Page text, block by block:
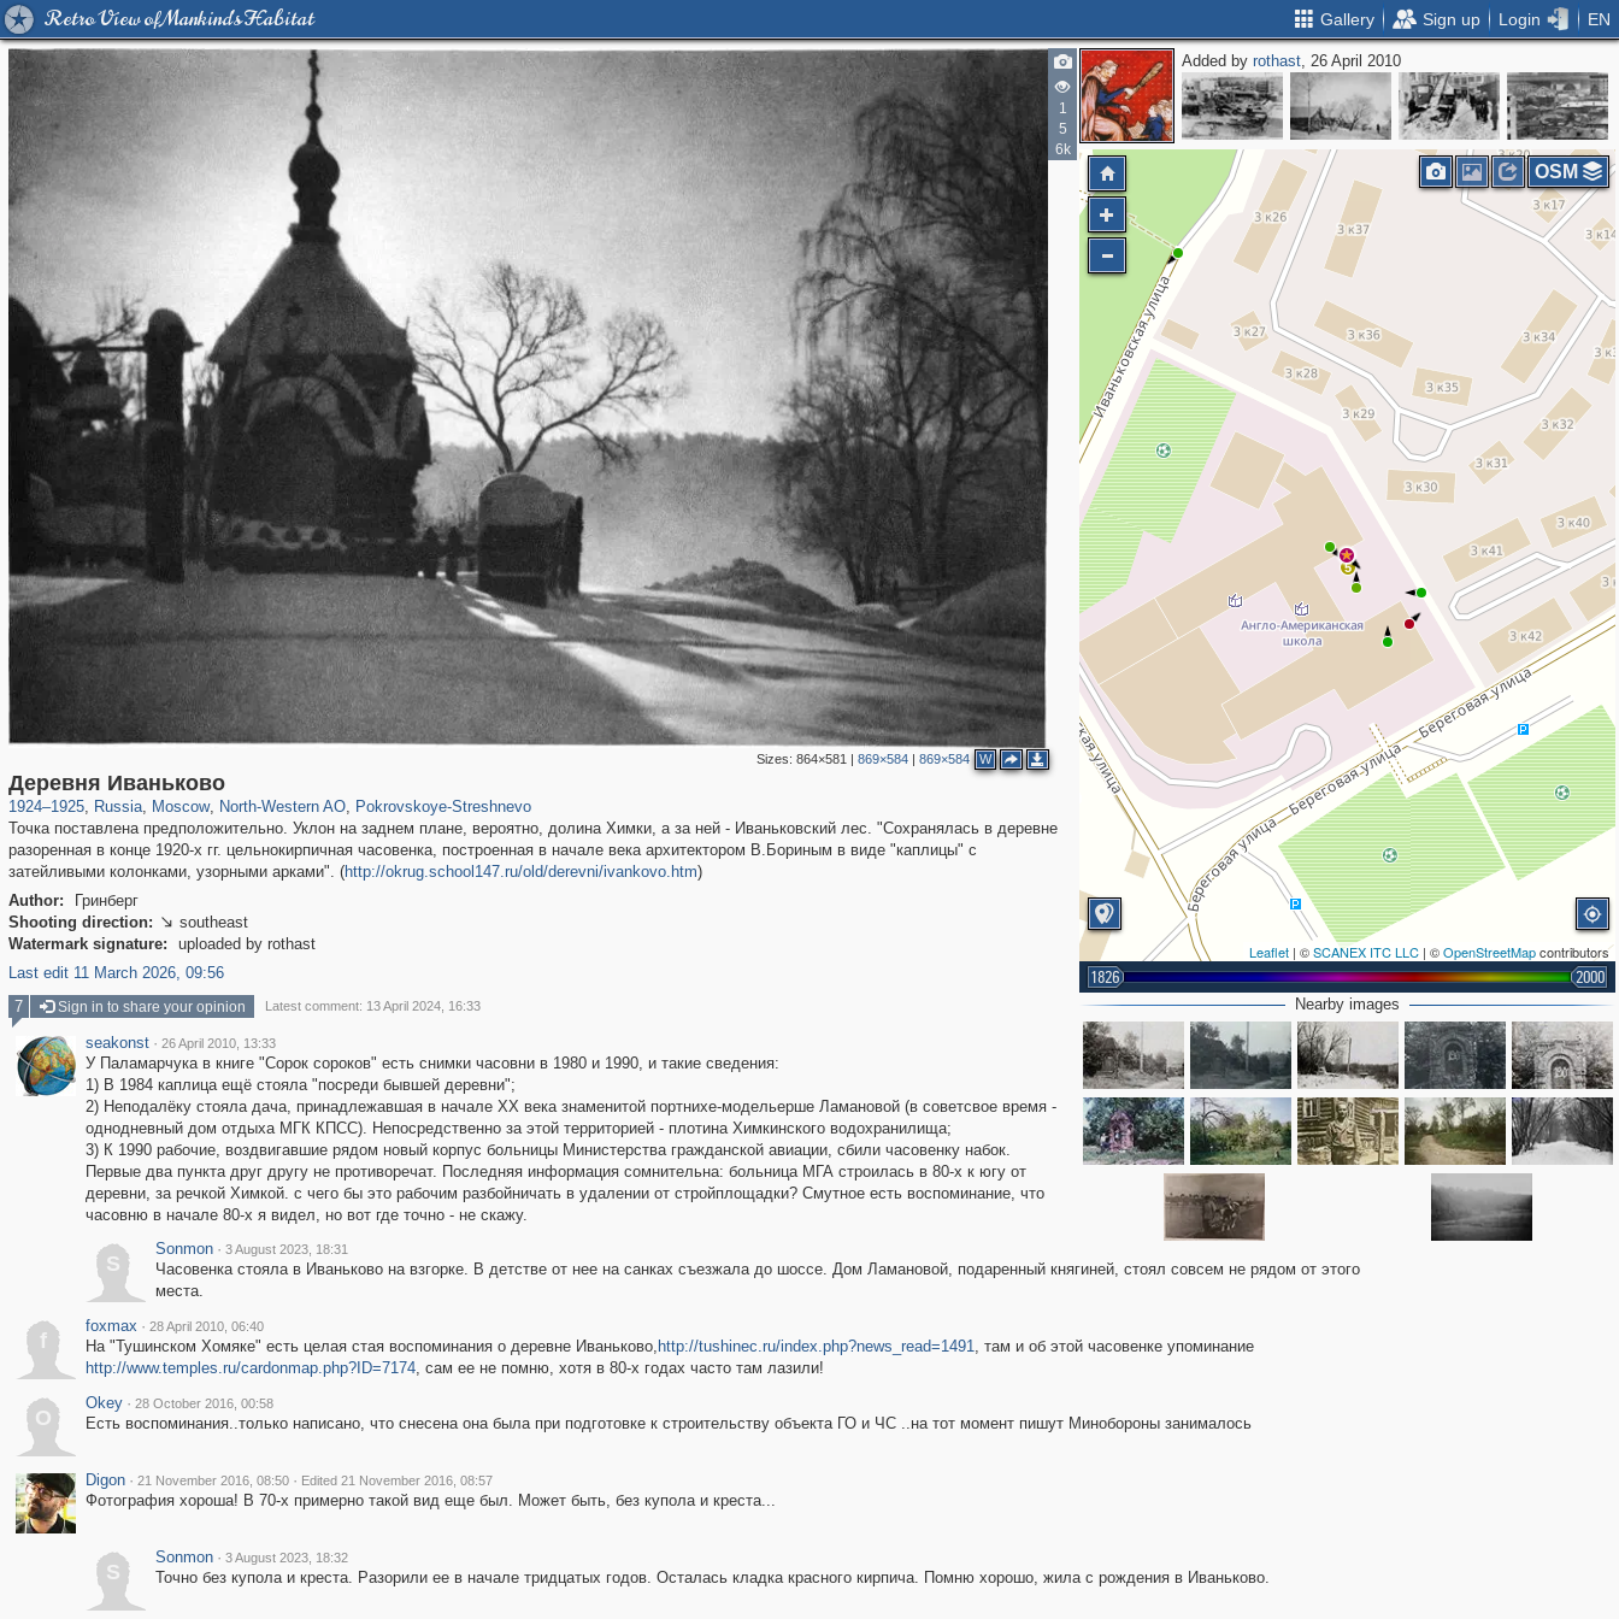
Retro View of Mankind's Habitat Gallery Sign up Login EN
1
5
6k
Sizes: 864×581 | 869×584| 869×584 W
Деревня Иваньково
1924–1925, Russia
1,406,258 29,243
, Moscow
319,780 8,286
, North-Western AO
8,080
, Pokrovskoye-Streshnevo
Точка поставлена предположительно. Уклон на заднем плане, вероятно, долина Химки, а за ней - Иваньковский лес. "Сохранялась в деревне
разоренная в конце 1920-х гг. цельнокирпичная часовенка, построенная в начале века архитектором В.Бориным в виде "каплицы" с
затейливыми колонками, узорными арками". (http://okrug.school147.ru/old/derevni/ivankovo.htm)
Author:
Гринберг
Shooting direction:  southeast
Watermark signature:
uploaded by rothast
Last edit 11 March 2026, 09:56
Added byrothast, 26 April 2010
5
Leaflet | ©SCANEX ITC LLC | ©OpenStreetMapcontributors
1826 2000
OSM
Nearby images
7 Sign in to share your opinion Latest comment: 13 April 2024, 16:33
seakonst · 26 April 2010, 13:33
У Паламарчука в книге "Сорок сороков" есть снимки часовни в 1980 и 1990, и такие сведения:
1) В 1984 каплица ещё стояла "посреди бывшей деревни";
2) Неподалёку стояла дача, принадлежавшая в начале ХХ века знаменитой портнихе-модельерше Ламановой (в советсвое время -
однодневный дом отдыха МГК КПСС). Непосредственно за этой территорией - плотина Химкинского водохранилища;
3) К 1990 рабочие, воздвигавшие рядом новый корпус больницы Министерства гражданской авиации, сбили часовенку набок.
Первые два пункта друг другу не противоречат. Последняя информация сомнительна: больница МГА строилась в 80-х к югу от
деревни, за речкой Химкой. с чего бы это рабочим разбойничать в удалении от стройплощадки? Смутное есть воспоминание, что
часовню в начале 80-х я видел, но вот где точно - не скажу.
S
Sonmon · 3 August 2023, 18:31
Часовенка стояла в Иваньково на взгорке. В детстве от нее на санках съезжала до шоссе. Дом Ламановой, подаренный княгиней, стоял совсем не рядом от этого
места.
f
foxmax · 28 April 2010, 06:40
На "Тушинском Хомяке" есть целая стая воспоминания о деревне Иваньково, http://tushinec.ru/index.php?news_read=1491, там и об этой часовенке упоминание
http://www.temples.ru/cardonmap.php?ID=7174, сам ее не помню, хотя в 80-х годах часто там лазили!
O
Okey · 28 October 2016, 00:58
Есть воспоминания..только написано, что снесена она была при подготовке к строительству объекта ГО и ЧС ..на тот момент пишут Минобороны занималось
Digon · 21 November 2016, 08:50 · Edited 21 November 2016, 08:57
Фотография хороша! В 70-х примерно такой вид еще был. Может быть, без купола и креста...
S
Sonmon · 3 August 2023, 18:32
Точно без купола и креста. Разорили ее в начале тридцатых годов. Осталась кладка красного кирпича. Помню хорошо, жила с рождения в Иваньково.